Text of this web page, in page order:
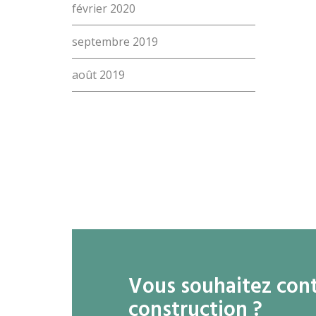
février 2020
septembre 2019
août 2019
Vous souhaitez